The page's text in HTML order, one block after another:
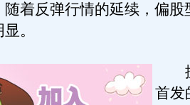
反弹行情的延续，偏股
。
据
首发